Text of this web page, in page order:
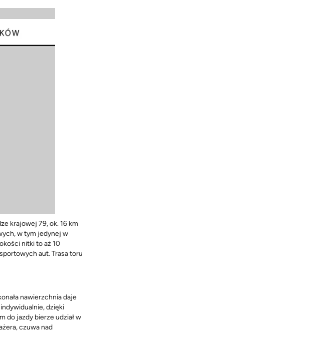
krajowej 79, ok. 16 km
w tym jedynej w
nitki to aż 10
aut. Trasa toru
nawierzchnia daje
dzięki
do jazdy bierze udział w
czuwa nad